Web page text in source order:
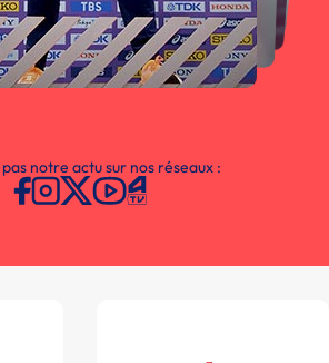
notre actu sur nos réseaux :